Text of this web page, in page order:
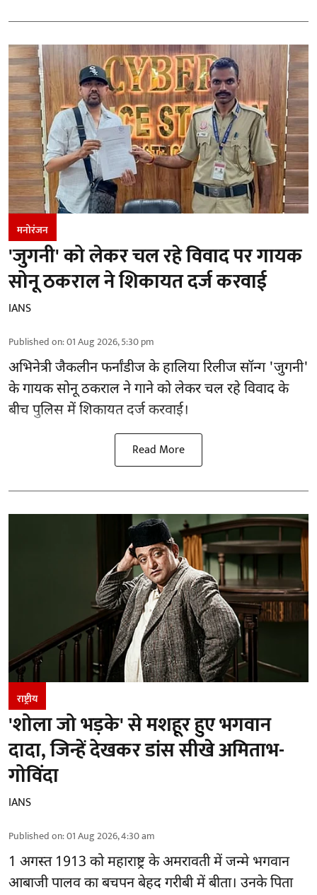
मनोरंजन
'जुगनी' को लेकर चल रहे विवाद पर गायक
सोनू ठकराल ने शिकायत दर्ज करवाई
IANS
Published on:01 Aug 2026, 5:30 pm
अभिनेत्री जैकलीन फर्नांडीज के हालिया रिलीज सॉन्ग 'जुगनी'
के गायक सोनू ठकराल ने गाने को लेकर चल रहे विवाद के
बीच पुलिस में शिकायत दर्ज करवाई।
Read More
राष्ट्रीय
'शोला जो भड़के' से मशहूर हुए भगवान
दादा, जिन्हें देखकर डांस सीखे अमिताभ-
गोविंदा
IANS
Published on:01 Aug 2026, 4:30 am
1 अगस्त 1913 को महाराष्ट्र के अमरावती में जन्मे भगवान
आबाजी पालव का बचपन बेहद गरीबी में बीता। उनके पिता